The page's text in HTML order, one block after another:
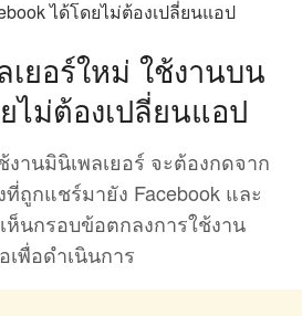
เยอร์ใหม่ ใช้งานบน
ไม่ต้องเปลี่ยนแอป
านมินิเพลเยอร์ จะต้องกดจาก
ที่ถูกแชร์มายัง Facebook และ
ห็นกรอบข้อตกลงการใช้งาน
พื่อดำเนินการ